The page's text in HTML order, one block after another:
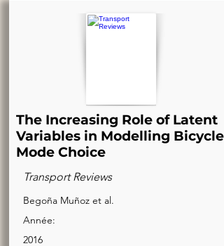
The Increasing Role of Latent
Variables in Modelling Bicycle
Mode Choice
Transport Reviews
Begoña Muñoz et al.
Année:
2016